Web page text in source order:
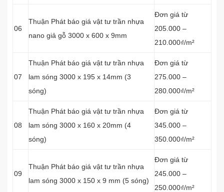
06
Thuận Phát báo giá vật tư trần nhựa
nano giả gỗ 3000 x 600 x 9mm
Đơn giá từ
205.000 –
210.000₫/m²
07
Thuận Phát báo giá vật tư trần nhựa
lam sóng 3000 x 195 x 14mm (3
sóng)
Đơn giá từ
275.000 –
280.000₫/m²
08
Thuận Phát báo giá vật tư trần nhựa
lam sóng 3000 x 160 x 20mm (4
sóng)
Đơn giá từ
345.000 –
350.000₫/m²
09
Thuận Phát báo giá vật tư trần nhựa
lam sóng 3000 x 150 x 9 mm (5 sóng)
Đơn giá từ
245.000 –
250.000₫/m²